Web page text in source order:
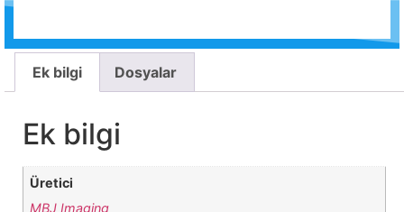
Ek bilgi Dosyalar
Ek bilgi
Üretici
MBJ Imaging